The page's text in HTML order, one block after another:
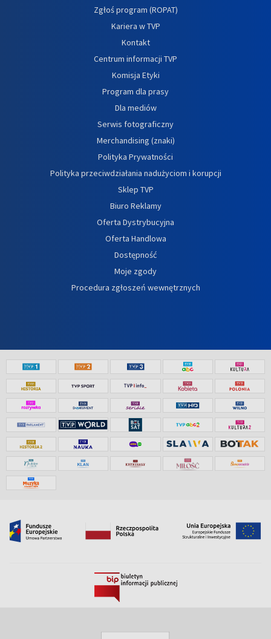
Zgłoś program (ROPAT)
Kariera w TVP
Kontakt
Centrum informacji TVP
Komisja Etyki
Program dla prasy
Dla mediów
Serwis fotograficzny
Merchandising (znaki)
Polityka Prywatności
Polityka przeciwdziałania nadużyciom i korupcji
Sklep TVP
Biuro Reklamy
Oferta Dystrybucyjna
Oferta Handlowa
Dostępność
Moje zgody
Procedura zgłoszeń wewnętrznych